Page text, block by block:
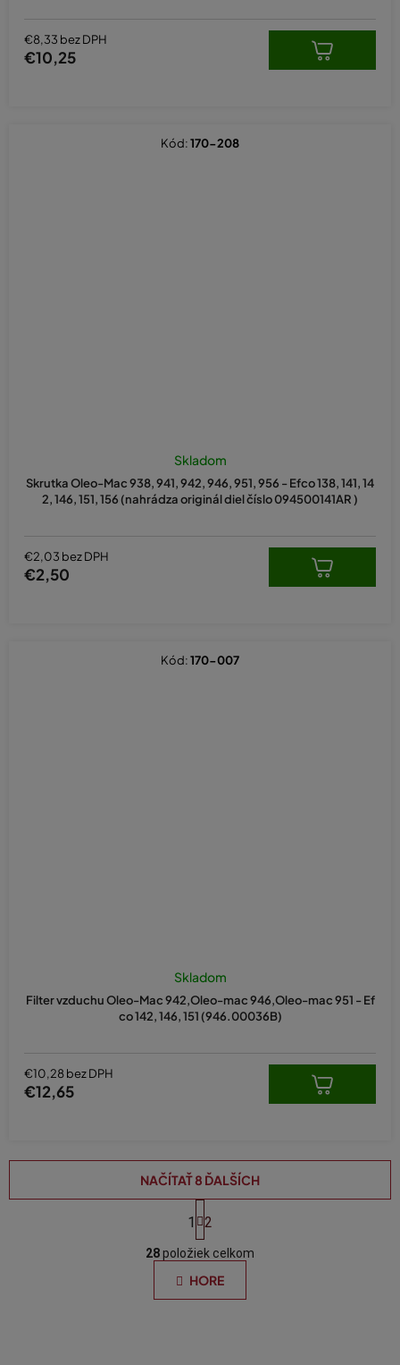
€8,33 bez DPH
€10,25
Skrutka Oleo-Mac 938, 941, 942, 946, 951, 956 - Efco 138, 141, 14
2, 146, 151, 156 (nahrádza originál diel číslo 094500141AR )
Skladom
€2,03 bez DPH
€2,50
Kód:170-208
Filter vzduchu Oleo-Mac 942,Oleo-mac 946,Oleo-mac 951 - Ef
co 142, 146, 151 (946.00036B)
Skladom
€10,28 bez DPH
€12,65
Kód:170-007
O
v
l
á
NAČÍTAŤ 8 ĎALŠÍCH
S
t
r
á
n
k
o
1 2
28položiek celkom
HORE